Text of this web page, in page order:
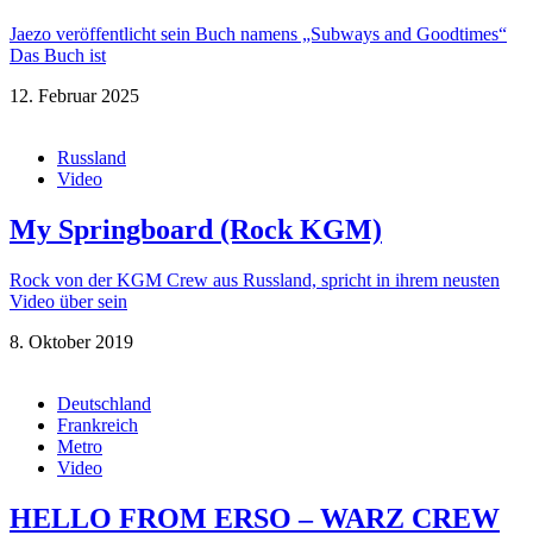
Jaezo veröffentlicht sein Buch namens „Subways and Goodtimes“
Das Buch ist
12. Februar 2025
Russland
Video
My Springboard (Rock KGM)
Rock von der KGM Crew aus Russland, spricht in ihrem neusten
Video über sein
8. Oktober 2019
Deutschland
Frankreich
Metro
Video
HELLO FROM ERSO – WARZ CREW